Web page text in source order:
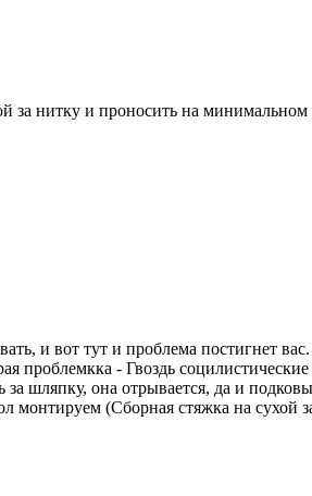
за нитку и проносить на
и вот тут и проблема постигнет
проблемкка - Гвоздь
шляпку, она отрывается, да и
монтируем (Сборная стяжка на сухой